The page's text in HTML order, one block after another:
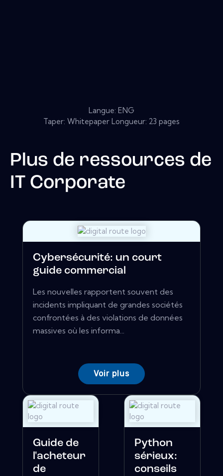
Langue: ENG
Taper: Whitepaper Longueur: 23 pages
Plus de ressources de
IT Corporate
Cybersécurité: un court
guide commercial
Les nouvelles rapportent souvent des
incidents impliquant de grandes sociétés
confrontées à des violations de données
massives où les informa...
Voir plus
Guide de
l'acheteur
de
Python
sérieux:
conseils